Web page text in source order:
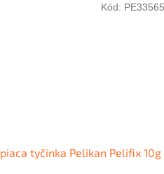
tyčinka Pelikan Pelifix 10g
Kód: